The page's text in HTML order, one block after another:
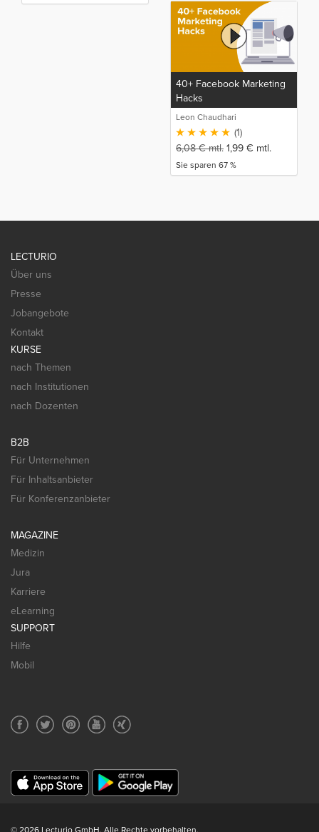
40+ Facebook Marketing
Hacks
Leon Chaudhari
(1)
6,08€mtl. 1,99 € mtl.
Sie sparen 67 %
LECTURIO
Über uns
Presse
Jobangebote
Kontakt
KURSE
nach Themen
nach Institutionen
nach Dozenten
B2B
Für Unternehmen
Für Inhaltsanbieter
Für Konferenzanbieter
MAGAZINE
Medizin
Jura
Karriere
eLearning
SUPPORT
Hilfe
Mobil
© 2026 Lecturio GmbH. Alle Rechte vorbehalten.